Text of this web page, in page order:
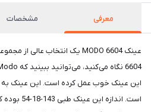
معرفی مشخصات
این عینک‌ خوب عمل کرده است. این عینک‌
است.